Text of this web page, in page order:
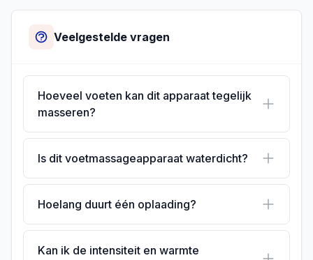
Veelgestelde vragen
Hoeveel voeten kan dit apparaat tegelijk
masseren?
Is dit voetmassageapparaat waterdicht?
Hoelang duurt één oplaading?
Kan ik de intensiteit en warmte